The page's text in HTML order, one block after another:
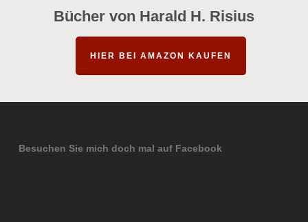
Bücher von Harald H. Risius
HIER BEI AMAZON KAUFEN
Besuchen Sie mich doch mal auf Facebook